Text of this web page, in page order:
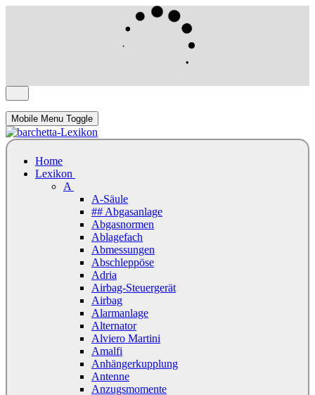
Mobile Menu Toggle
Home
Lexikon
A
A-Säule
## Abgasanlage
Abgasnormen
Ablagefach
Abmessungen
Abschleppöse
Adria
Airbag-Steuergerät
Airbag
Alarmanlage
Alternator
Alviero Martini
Amalfi
Anhängerkupplung
Antenne
Anzugsmomente